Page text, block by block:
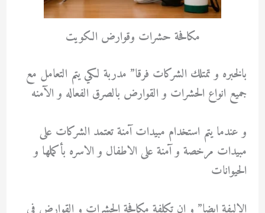
مكافحة حشرات وقوارض الكويت
بالخبره و تمتلك الشركات فرقا” مدربة لكي يتم التعامل مع
جميع انواع الحشرات و القوارض بالصرق الفعاله و الآمنه
و عندما يتم استخدام مبيدات آمنة تعتمد الشركات على
مبيدات مرخصة و آمنة على الاطفال و الاسره بأكملها و
الحيوانات